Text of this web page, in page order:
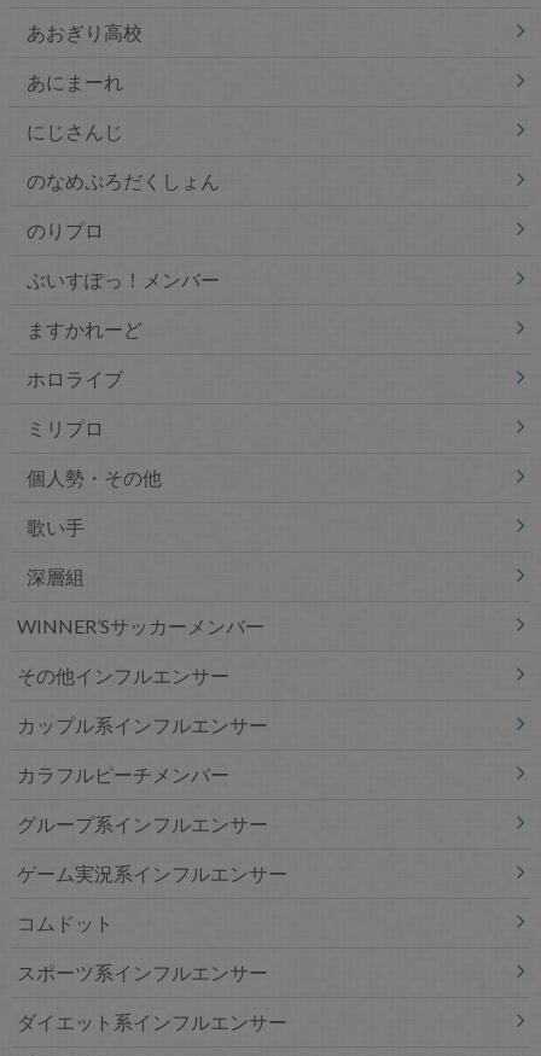
あおぎり高校
あにまーれ
にじさんじ
のなめぷろだくしょん
のりプロ
ぶいすぽっ！メンバー
ますかれーど
ホロライブ
ミリプロ
個人勢・その他
歌い手
深層組
WINNER’Sサッカーメンバー
その他インフルエンサー
カップル系インフルエンサー
カラフルピーチメンバー
グループ系インフルエンサー
ゲーム実況系インフルエンサー
コムドット
スポーツ系インフルエンサー
ダイエット系インフルエンサー